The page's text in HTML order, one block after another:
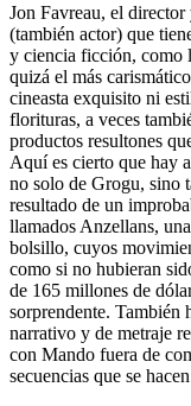
Jon Favreau, el
(también actor) que
y ciencia ficción, como
quizá el más
cineasta exquisito ni
florituras, a veces
productos resultones
Aquí es cierto que hay
no solo de Grogu, sino
resultado de un
llamados Anzellans,
bolsillo, cuyos
como si no hubieran
de 165 millones de
sorprendente. También
narrativo y de metraje
con Mando fuera de
secuencias que se